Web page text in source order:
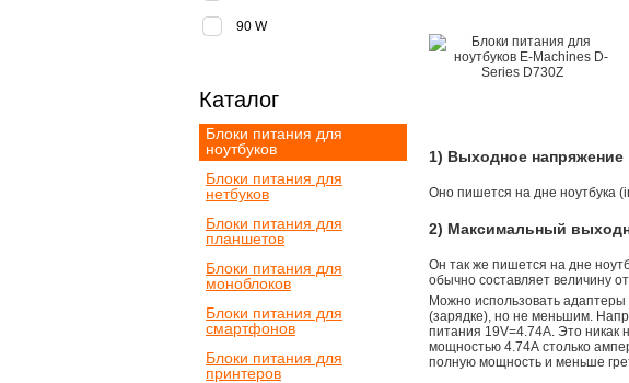
1) Выходное напряжение
Оно пишется на дне ноутбука
2) Максимальный
Он так же пишется на дне
обычно составляет величину
Можно использовать
(зарядке), но не меньшим.
питания 19V=4.74A. Это никак
мощностью 4.74А столько
полную мощность и меньше
90 W
Каталог
Блоки питания для
ноутбуков
Блоки питания для
нетбуков
Блоки питания для
планшетов
Блоки питания для
моноблоков
Блоки питания для
смартфонов
Блоки питания для
принтеров